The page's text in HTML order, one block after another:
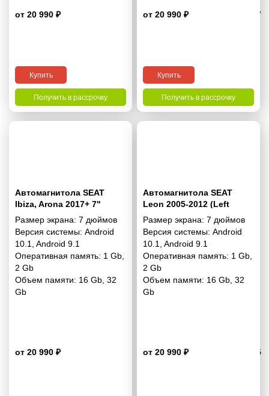
от 20 990 ₽ 4.7
Купить
Получить в рассрочку
от 20 990 ₽
Купить
Получить в рассрочку
Автомагнитола SEAT
Ibiza, Arona 2017+ 7"
Размер экрана: 7 дюймов
Версия системы: Android
10.1
Android 9.1
Оперативная память: 1 Gb
2 Gb
Объем памяти: 16 Gb 32
Gb
от 20 990 ₽ 3.5
Автомагнитола SEAT
Leon 2005-2012 (Left
Wheel) 7"
Размер экрана: 7 дюймов
Версия системы: Android
10.1
,Android 9.1
Оперативная память: 1 Gb
2 Gb
Объем памяти: 16 Gb ,32
Gb
от 20 990 ₽